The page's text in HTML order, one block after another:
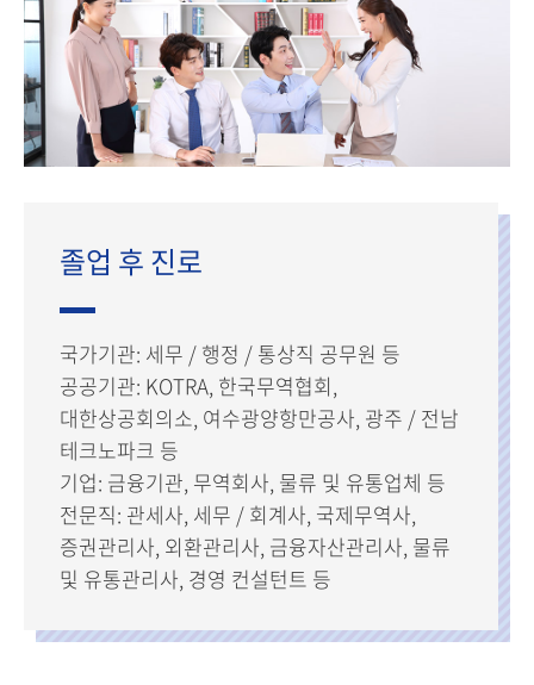
졸업 후 진로
국가기관: 세무 / 행정 / 통상직 공무원 등
공공기관: KOTRA, 한국무역협회,
대한상공회의소, 여수광양항만공사, 광주 / 전남
테크노파크 등
기업: 금융기관, 무역회사, 물류 및 유통업체 등
전문직: 관세사, 세무 / 회계사, 국제무역사,
증권관리사, 외환관리사, 금융자산관리사, 물류
및 유통관리사, 경영 컨설턴트 등